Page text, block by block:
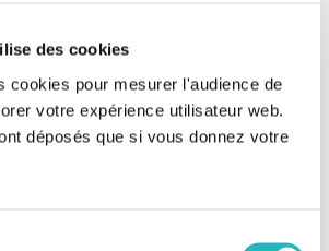
des cookies
cookies pour mesurer l'audience de
votre expérience utilisateur web.
déposés que si vous donnez votre
et l’utilisation de matériaux non
leur construction restent [...]